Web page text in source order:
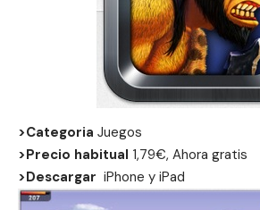
>Categoria Juegos
>Precio habitual 1,79€, Ahora gratis
>Descargar iPhone y iPad